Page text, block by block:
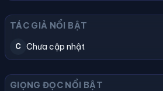
TÁC GIẢ NỔI BẬT
C Chưa cập nhật
GIỌNG ĐỌC NỔI BẬT